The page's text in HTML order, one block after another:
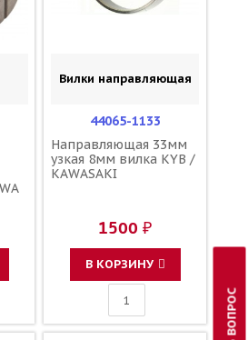
Вилки направляющая
44065-1133
Направляющая 33мм
узкая 8мм вилка KYB /
KAWASAKI
1500 ₽
В КОРЗИНУ